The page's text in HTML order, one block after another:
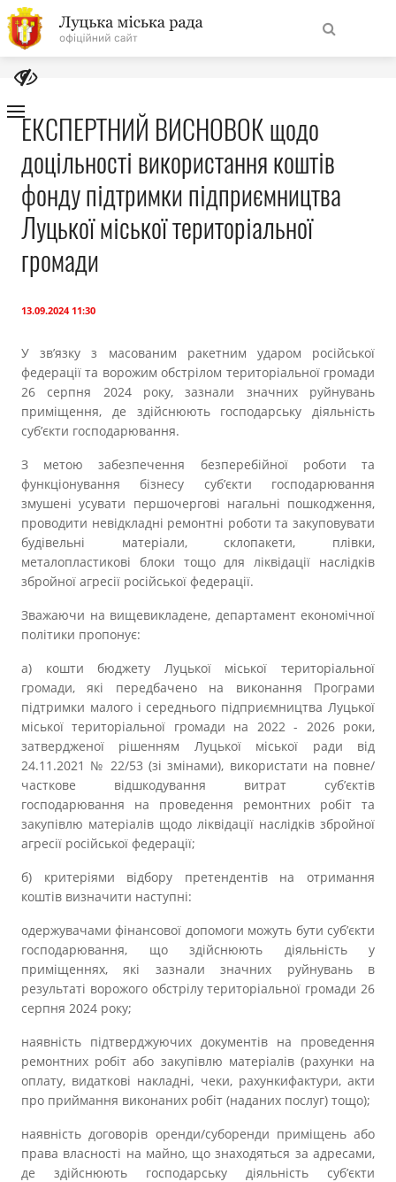
На
головну
Навігація
сайту
Про місто
Міська влада
Публічна інформація
Прозорість влади
Документи
ЕКСПЕРТНИЙ ВИСНОВОК щодо
доцільності використання коштів
фонду підтримки підприємництва
Луцької міської територіальної
громади
13.09.2024 11:30
У зв’язку з масованим ракетним ударом російської
федерації та ворожим обстрілом територіальної громади
26 серпня 2024 року, зазнали значних руйнувань
приміщення, де здійснюють господарську діяльність
суб’єкти господарювання.
З метою забезпечення безперебійної роботи та
функціонування бізнесу суб’єкти господарювання
змушені усувати першочергові нагальні пошкодження,
проводити невідкладні ремонтні роботи та закуповувати
будівельні матеріали, склопакети, плівки,
металопластикові блоки тощо для ліквідації наслідків
збройної агресії російської федерації.
Зважаючи на вищевикладене, департамент економічної
політики пропонує:
а) кошти бюджету Луцької міської територіальної
громади, які передбачено на виконання Програми
підтримки малого і середнього підприємництва Луцької
міської територіальної громади на 2022 - 2026 роки,
затвердженої рішенням Луцької міської ради від
24.11.2021 № 22/53 (зі змінами), використати на повне/
часткове відшкодування витрат суб’єктів
господарювання на проведення ремонтних робіт та
закупівлю матеріалів щодо ліквідації наслідків збройної
агресії російської федерації;
б) критеріями відбору претендентів на отримання
коштів визначити наступні:
одержувачами фінансової допомоги можуть бути суб’єкти
господарювання, що здійснюють діяльність у
приміщеннях, які зазнали значних руйнувань в
результаті ворожого обстрілу територіальної громади 26
серпня 2024 року;
наявність підтверджуючих документів на проведення
ремонтних робіт або закупівлю матеріалів (рахунки на
оплату, видаткові накладні, чеки, рахункифактури, акти
про приймання виконаних робіт (наданих послуг) тощо);
наявність договорів оренди/суборенди приміщень або
права власності на майно, що знаходяться за адресами,
де здійснюють господарську діяльність суб’єкти